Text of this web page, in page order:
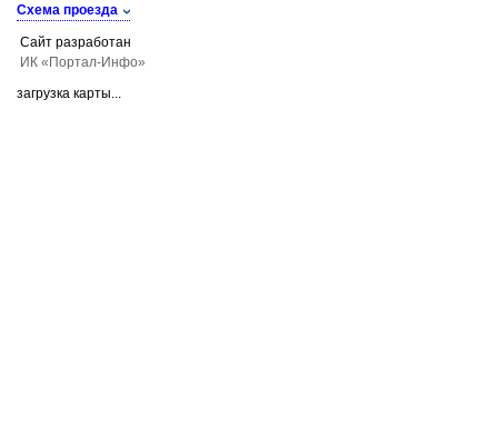
Схема проезда
Сайт разработан
ИК «Портал-Инфо»
загрузка карты...